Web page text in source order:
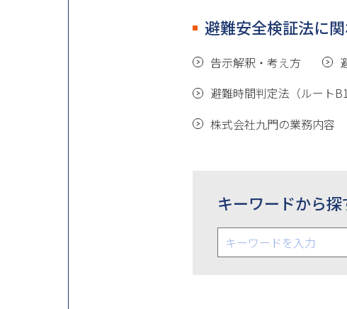
避難安全検証法に
告示解釈・考え方
避難時間判定法（ルート
株式会社九門の業務内容
キーワードから探